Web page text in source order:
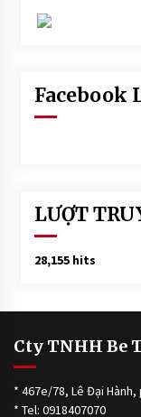
Facebook
LƯỢT
28,155 hits
Cty TNHH Be
* 467e/78, Lê Đại Hành,
* Tel: 0918407070